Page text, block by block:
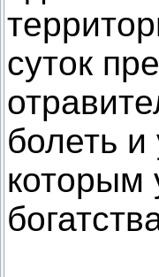
суток
болеть
которым